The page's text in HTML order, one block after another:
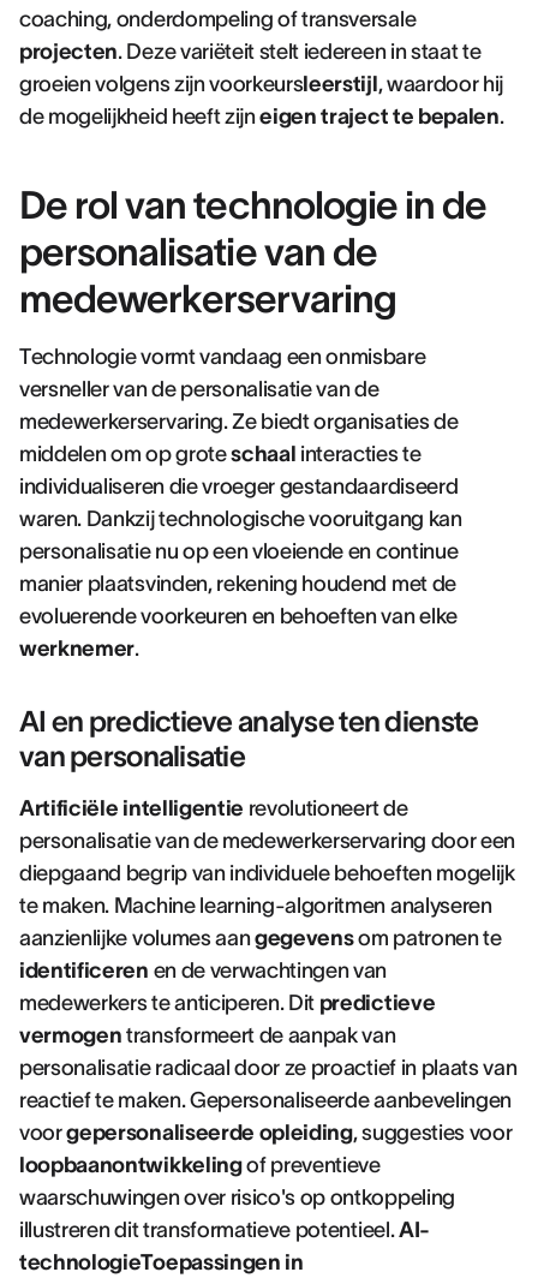
coaching, onderdompeling of transversale
projecten. Deze variëteit stelt iedereen in staat te
groeien volgens zijn voorkeursleerstijl, waardoor hij
de mogelijkheid heeft zijneigen traject te bepalen.
De rol van technologie in de
personalisatie van de
medewerkerservaring
Technologie vormt vandaag een onmisbare
versneller van de personalisatie van de
medewerkerservaring. Ze biedt organisaties de
middelen om op groteschaal interacties te
individualiseren die vroeger gestandaardiseerd
waren. Dankzij technologische vooruitgang kan
personalisatie nu op een vloeiende en continue
manier plaatsvinden, rekening houdend met de
evoluerende voorkeuren en behoeften van elke
werknemer.
AI en predictieve analyse ten dienste
van personalisatie
Artificiële intelligentie revolutioneert de
personalisatie van de medewerkerservaring door een
diepgaand begrip van individuele behoeften mogelijk
te maken. Machine learning-algoritmen analyseren
aanzienlijke volumes aangegevensom patronen te
identificeren en de verwachtingen van
medewerkers te anticiperen. Dit predictieve
vermogen transformeert de aanpak van
personalisatie radicaal door ze proactief in plaats van
reactief te maken. Gepersonaliseerde aanbevelingen
voorgepersonaliseerde opleiding, suggesties voor
loopbaanontwikkelingof preventieve
waarschuwingen over risico's op ontkoppeling
illustreren dit transformatieve potentieel.AI-
technologieToepassingen in